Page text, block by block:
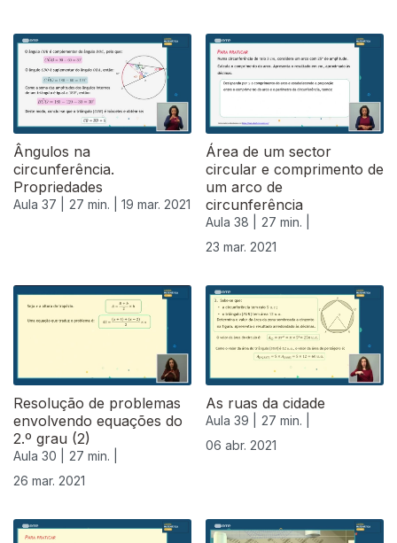
Ângulos na
circunferência.
Propriedades
Aula 37 | 27 min. | 19 mar. 2021
Área de um sector
circular e comprimento de
um arco de
circunferência
Aula 38 |
27 min. |
23 mar. 2021
Resolução de problemas
envolvendo equações do
2.º grau (2)
Aula 30 |
27 min. |
26 mar. 2021
As ruas da cidade
Aula 39 |
27 min. |
06 abr. 2021